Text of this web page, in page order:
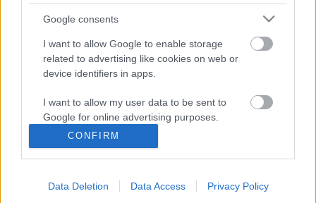
Google consents
I want to allow Google to enable storage
related to advertising like cookies on web or
device identifiers in apps.
I want to allow my user data to be sent to
Google for online advertising purposes.
I want to allow Google to send me
personalized advertising.
I want to allow Google to enable storage
CONFIRM
Data Deletion Data Access Privacy Policy
Kb két hete mutattuk be az Angol nyelvtan appot
iOS-re, akkor hívták fel a figyelmünket egy másik
appra Androidon, ugyanezzel a címmel. Ugyan a két
app látványvilága között igen nagy az eltérés, mégis
használhatóságban vetekednek egymással, sőt, az
Angol nyelvtan
nagy1z•2014. augusztus 06.
Ez az alkalmazás azoknak segíthet akik szeretnék